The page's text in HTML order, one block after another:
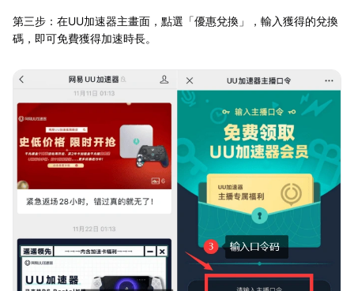
第三步：在UU加速器主畫面，點選「優惠兌換」，輸入獲得的兌換
碼，即可免費獲得加速時長。